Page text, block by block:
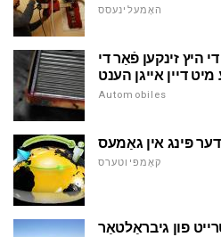
האָמעלינעסס
היץ זינקען פֿאַר די
דיין אייגן הענט
Automobiles
דער פּינג אין גאַמעס
קאָמפּיוטערס
פון גיבראַלטאַר